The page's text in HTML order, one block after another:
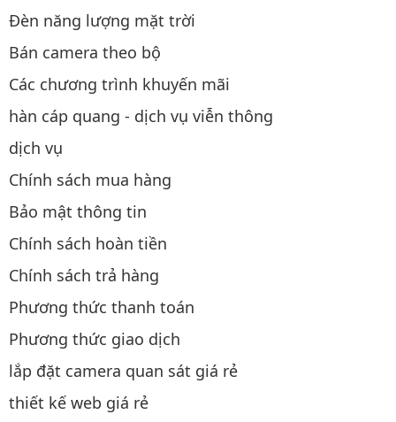
Đèn năng lượng mặt trời
Bán camera theo bộ
Các chương trình khuyến mãi
hàn cáp quang - dịch vụ viễn thông
dịch vụ
Chính sách mua hàng
Bảo mật thông tin
Chính sách hoàn tiền
Chính sách trả hàng
Phương thức thanh toán
Phương thức giao dịch
lắp đặt camera quan sát giá rẻ
thiết kế web giá rẻ